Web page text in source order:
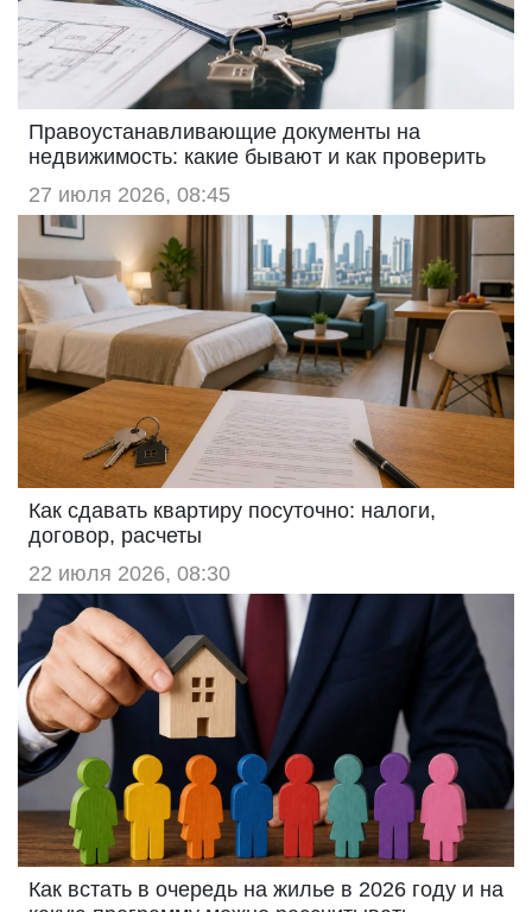
Правоустанавливающие документы на
недвижимость: какие бывают и как проверить
27 июля 2026, 08:45
Как сдавать квартиру посуточно: налоги,
договор, расчеты
22 июля 2026, 08:30
Как встать в очередь на жилье в 2026 году и на